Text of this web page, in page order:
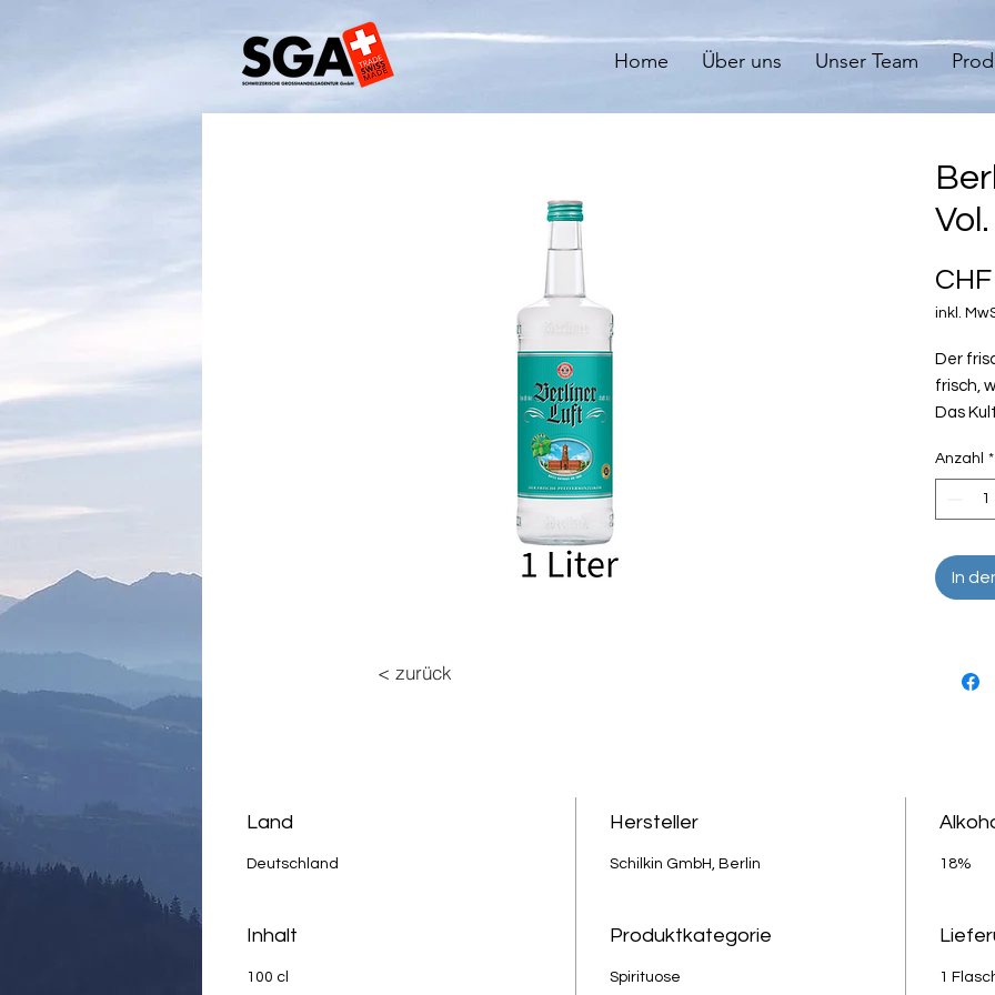
Home Über uns Unser Team
inkl.
Der
frisch,
Das
gekühlt
ein
auch
Art
Anzahl *
In
Land
Deutschland
Hersteller
Schilkin GmbH, Berlin 18%
Inhalt
100 cl
Produktkategorie
Spirituose 1
< zurück